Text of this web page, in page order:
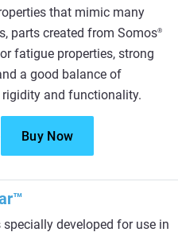
that mimic many
parts created from Somos®
fatigue properties, strong
a good balance of
rigidity and functionality.
Buy Now
specially developed for use in